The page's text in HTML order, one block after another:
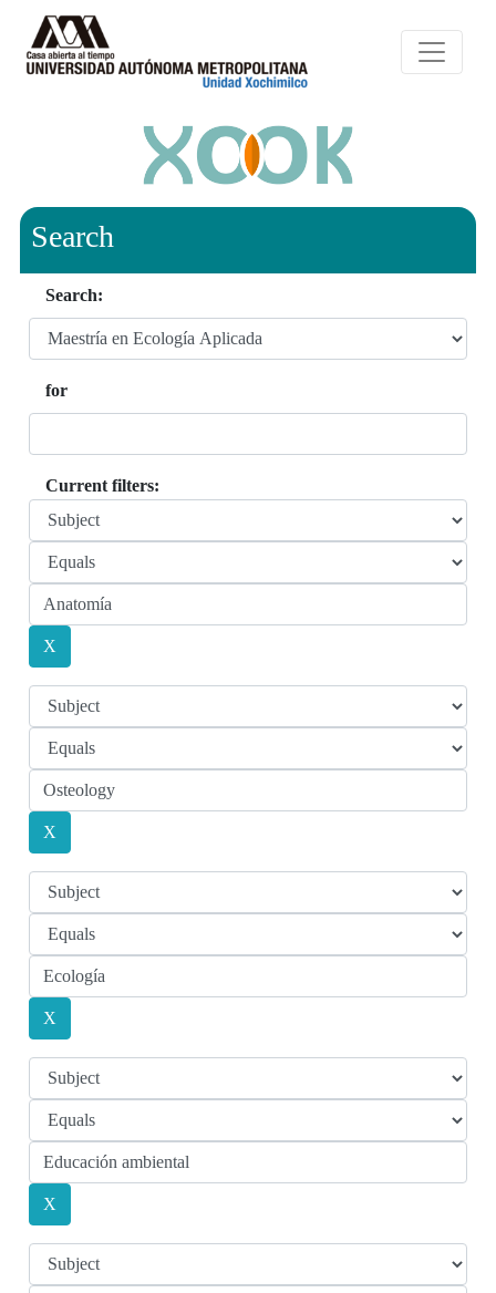
Search
Search:
for
Current filters: